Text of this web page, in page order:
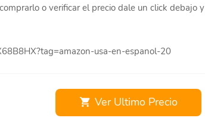
o verificar el precio dale un click debajo y
usa-en-espanol-20
Ver Ultimo Precio